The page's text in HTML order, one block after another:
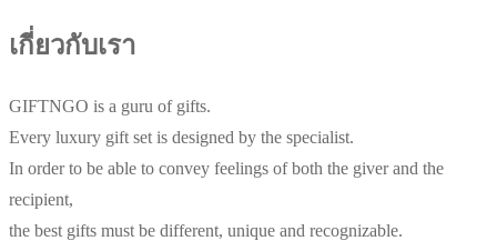
เกี่ยวกับเรา
GIFTNGO is a guru of gifts.
Every luxury gift set is designed by the specialist.
In order to be able to convey feelings of both the giver and the
recipient,
the best gifts must be different, unique and recognizable.